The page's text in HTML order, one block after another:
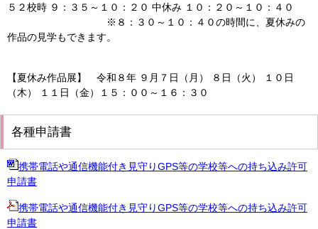
５２校時 ９：３５～１０：２０ 中休み １０：２０～１０：４０
※８：３０～１０：４０の時間に、夏休みの
作品の見学もできます。
【夏休み作品展】 令和８年 ９月７日（月） ８日（火） １０日
（木） １１日（金）１５：００～１６：３０
各種申請書
携帯電話や通信機能付き見守りGPS等の学校等への持ち込み許可
申請書
携帯電話や通信機能付き見守りGPS等の学校等への持ち込み許可
申請書